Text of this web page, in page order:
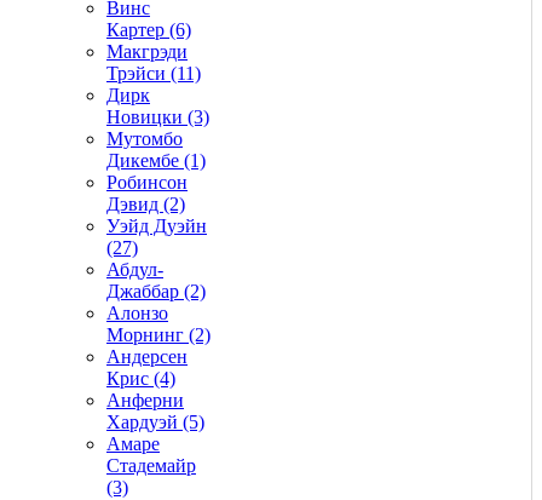
Винс
Картер (6)
Макгрэди
Трэйси (11)
Дирк
Новицки (3)
Мутомбо
Дикембе (1)
Робинсон
Дэвид (2)
Уэйд Дуэйн
(27)
Абдул-
Джаббар (2)
Алонзо
Морнинг (2)
Андерсен
Крис (4)
Анферни
Xардуэй (5)
Амаре
Стадемайр
(3)